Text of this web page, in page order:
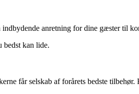
anretning for dine gæster til
bedst kan lide.
får selskab af forårets bedste